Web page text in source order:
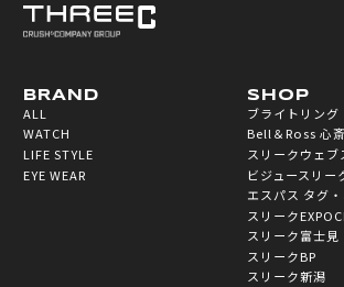
BRAND
ALL
WATCH
LIFE STYLE
EYE WEAR
SHOP
ブライトリング
Bell＆Ross 心
スリークウェブ
ビジュースリー
エスパス タグ
スリーク
スリーク富士見
スリークBP
スリーク新潟